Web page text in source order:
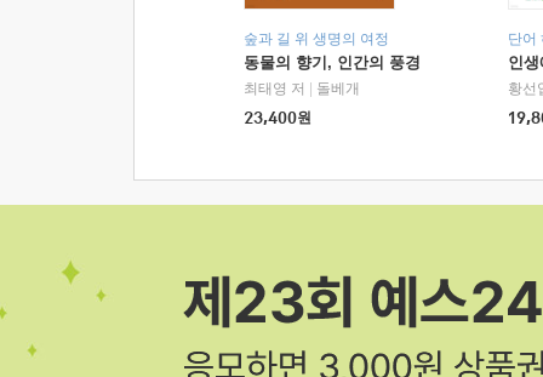
숲과 길 위 생명의 여정
동물의 향기, 인간의 풍경
최태영 저
돌베개
23,400원
단어
인
황선